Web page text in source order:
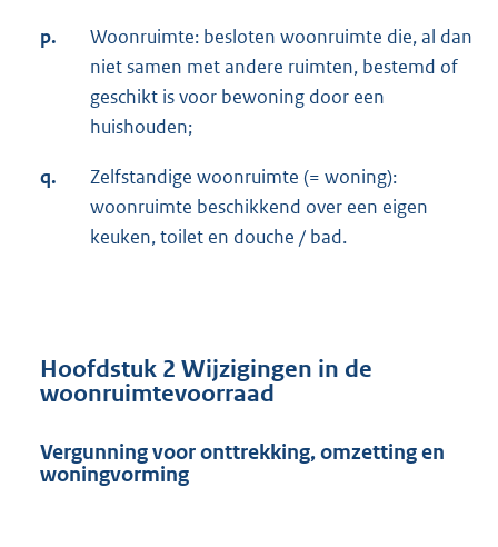
p.
Woonruimte: besloten woonruimte die, al dan
niet samen met andere ruimten, bestemd of
geschikt is voor bewoning door een
huishouden;
q.
Zelfstandige woonruimte (= woning):
woonruimte beschikkend over een eigen
keuken, toilet en douche / bad.
Hoofdstuk 2 Wijzigingen in de
woonruimtevoorraad
Vergunning voor onttrekking, omzetting en
woningvorming